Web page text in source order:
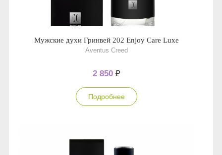
Мужские духи Гринвей 202 Enjoy Care Luxe
Aventus Creed
2 850 ₽
Подробнее